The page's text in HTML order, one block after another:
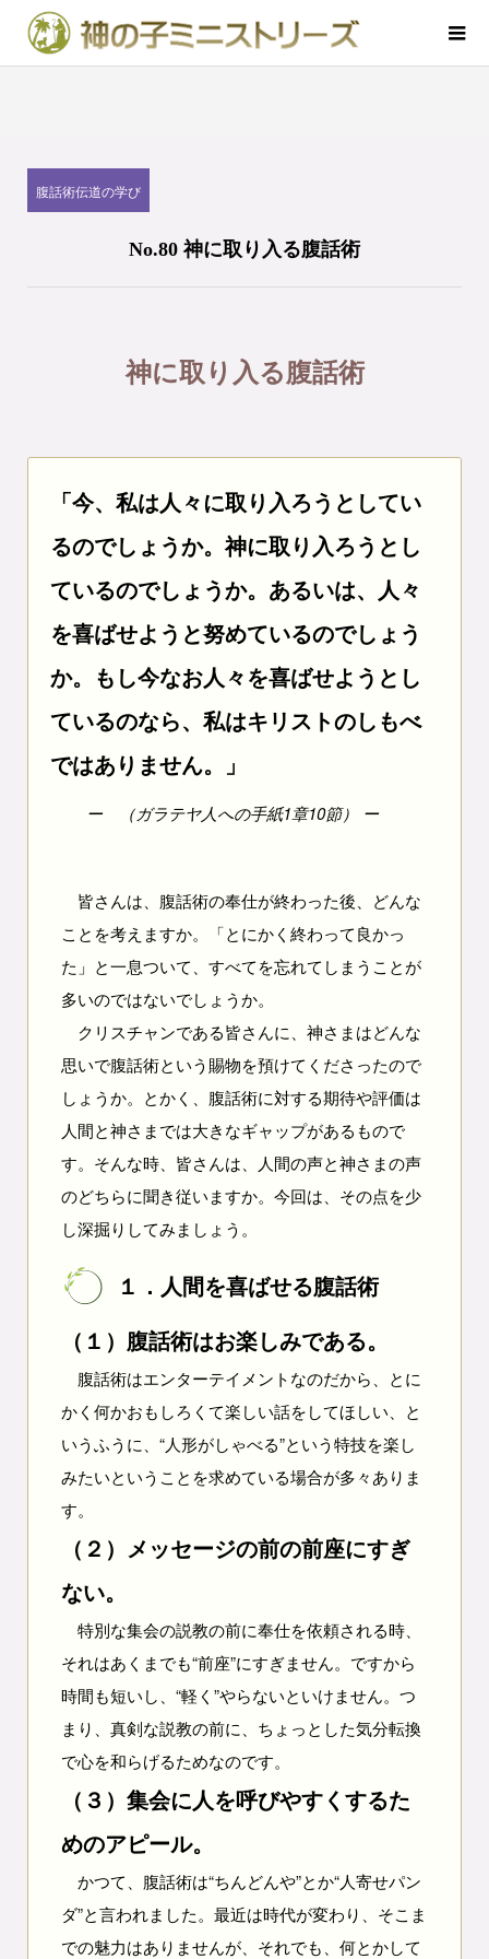
腹話術伝道の学び
No.80 神に取り入る腹話術
神に取り入る腹話術
「今、私は人々に取り入ろうとしてい
るのでしょうか。神に取り入ろうとし
ているのでしょうか。あるいは、人々
を喜ばせようと努めているのでしょう
か。もし今なお人々を喜ばせようとし
ているのなら、私はキリストのしもべ
ではありません。」
（ガラテヤ人への手紙1章10節）
皆さんは、腹話術の奉仕が終わった後、どんな
ことを考えますか。「とにかく終わって良かっ
た」と一息ついて、すべてを忘れてしまうことが
多いのではないでしょうか。
クリスチャンである皆さんに、神さまはどんな
思いで腹話術という賜物を預けてくださったので
しょうか。とかく、腹話術に対する期待や評価は
人間と神さまでは大きなギャップがあるもので
す。そんな時、皆さんは、人間の声と神さまの声
のどちらに聞き従いますか。今回は、その点を少
し深掘りしてみましょう。
１．人間を喜ばせる腹話術
（１）腹話術はお楽しみである。
腹話術はエンターテイメントなのだから、とに
かく何かおもしろくて楽しい話をしてほしい、と
いうふうに、“人形がしゃべる”という特技を楽し
みたいということを求めている場合が多々ありま
す。
（２）メッセージの前の前座にすぎ
ない。
特別な集会の説教の前に奉仕を依頼される時、
それはあくまでも“前座”にすぎません。ですから
時間も短いし、“軽く”やらないといけません。つ
まり、真剣な説教の前に、ちょっとした気分転換
で心を和らげるためなのです。
（３）集会に人を呼びやすくするた
めのアピール。
かつて、腹話術は“ちんどんや”とか“人寄せパン
ダ”と言われました。最近は時代が変わり、そこま
での魅力はありませんが、それでも、何とかして